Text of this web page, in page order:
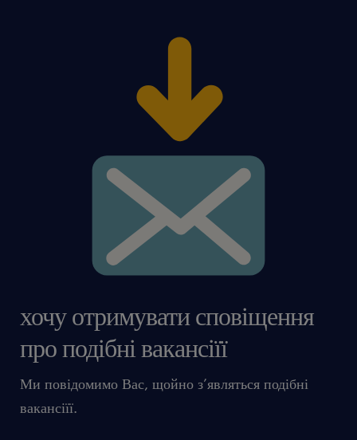
хочу отримувати сповіщення
про подібні вакансіїї
Ми повідомимо Вас, щойно з’являться подібні
вакансіїї.